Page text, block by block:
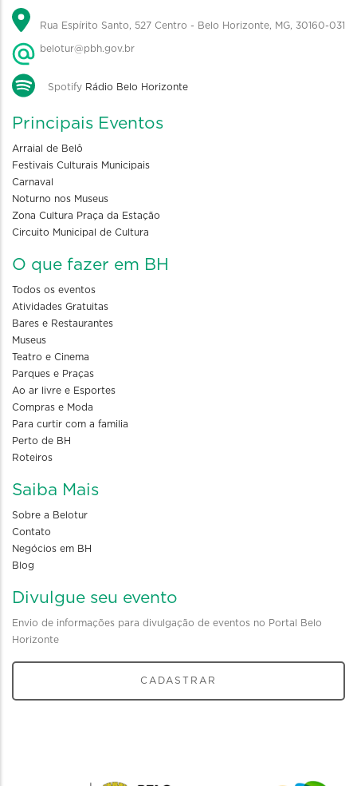
Rua Espírito Santo, 527 Centro - Belo Horizonte, MG, 30160-031
belotur@pbh.gov.br
Spotify Rádio Belo Horizonte
Principais Eventos
Arraial de Belô
Festivais Culturais Municipais
Carnaval
Noturno nos Museus
Zona Cultura Praça da Estação
Circuito Municipal de Cultura
O que fazer em BH
Todos os eventos
Atividades Gratuitas
Bares e Restaurantes
Museus
Teatro e Cinema
Parques e Praças
Ao ar livre e Esportes
Compras e Moda
Para curtir com a familia
Perto de BH
Roteiros
Saiba Mais
Sobre a Belotur
Contato
Negócios em BH
Blog
Divulgue seu evento
Envio de informações para divulgação de eventos no Portal Belo
Horizonte
CADASTRAR